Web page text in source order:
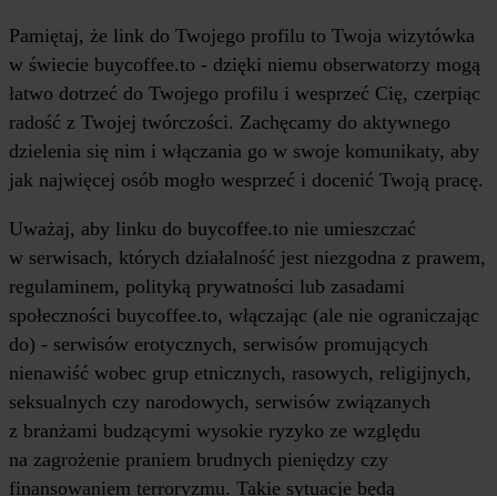
Pamiętaj, że link do Twojego profilu to Twoja wizytówka
w świecie buycoffee.to - dzięki niemu obserwatorzy mogą
łatwo dotrzeć do Twojego profilu i wesprzeć Cię, czerpiąc
radość z Twojej twórczości. Zachęcamy do aktywnego
dzielenia się nim i włączania go w swoje komunikaty, aby
jak najwięcej osób mogło wesprzeć i docenić Twoją pracę.
Uważaj, aby linku do buycoffee.to nie umieszczać
w serwisach, których działalność jest niezgodna z prawem,
regulaminem, polityką prywatności lub zasadami
społeczności buycoffee.to, włączając (ale nie ograniczając
do) - serwisów erotycznych, serwisów promujących
nienawiść wobec grup etnicznych, rasowych, religijnych,
seksualnych czy narodowych, serwisów związanych
z branżami budzącymi wysokie ryzyko ze względu
na zagrożenie praniem brudnych pieniędzy czy
finansowaniem terroryzmu. Takie sytuacje będą